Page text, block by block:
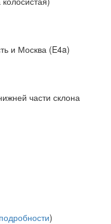
и Москва (E4a)
части склона
подробности)